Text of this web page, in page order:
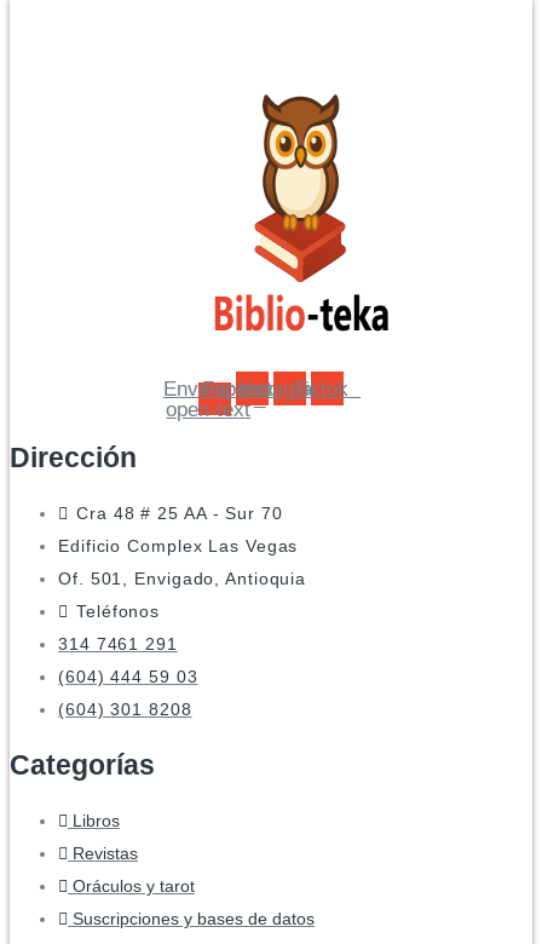
Envelope-
open-text
Facebook
Instagram
Tiktok
Dirección
Cra 48 # 25 AA - Sur 70
Edificio Complex Las Vegas
Of. 501, Envigado, Antioquia
Teléfonos
314 7461 291
(604) 444 59 03
(604) 301 8208
Categorías
Libros
Revistas
Oráculos y tarot
Suscripciones y bases de datos